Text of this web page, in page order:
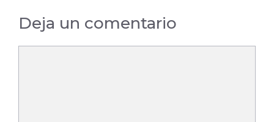
Deja un comentario